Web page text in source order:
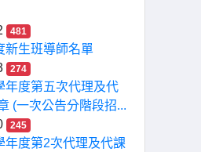
481
新生班導師名單
274
年度第五次代理及代
(一次公告分階段招...
245
年度第2次代理及代課